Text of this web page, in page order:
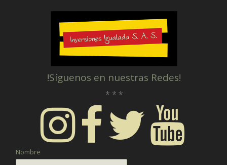
!Síguenos en nuestras Redes!
* * *
Nombre